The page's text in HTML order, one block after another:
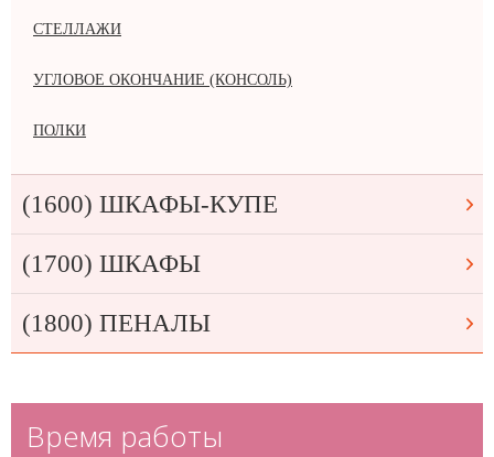
СТЕЛЛАЖИ
УГЛОВОЕ ОКОНЧАНИЕ (КОНСОЛЬ)
ПОЛКИ
(1600) ШКАФЫ-КУПЕ
(1700) ШКАФЫ
(1800) ПЕНАЛЫ
Время работы